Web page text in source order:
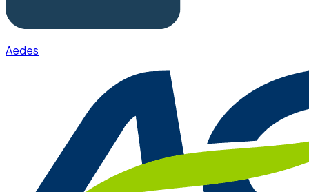
Aedes